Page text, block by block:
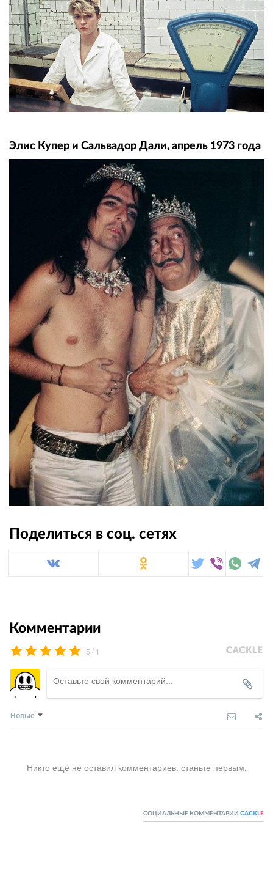
Элис Купер и Сальвадор Дали, апрель 1973 года
Поделиться в соц. сетях
Комментарии
5 / 1
Новые
Никто ещё не оставил комментариев, станьте первым.
СОЦИАЛЬНЫЕ КОММЕНТАРИИ CACKL E